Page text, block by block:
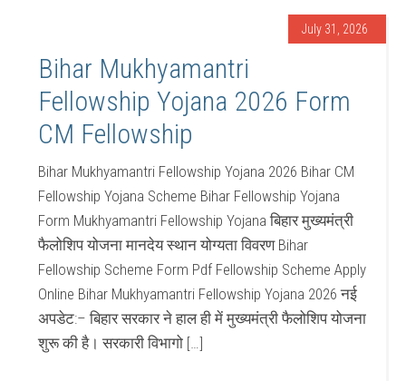
July 31, 2026
Bihar Mukhyamantri
Fellowship Yojana 2026 Form
CM Fellowship
Bihar Mukhyamantri Fellowship Yojana 2026 Bihar CM
Fellowship Yojana Scheme Bihar Fellowship Yojana
Form Mukhyamantri Fellowship Yojana बिहार मुख्यमंत्री
फैलोशिप योजना मानदेय स्थान योग्यता विवरण Bihar
Fellowship Scheme Form Pdf Fellowship Scheme Apply
Online Bihar Mukhyamantri Fellowship Yojana 2026 नई
अपडेट:– बिहार सरकार ने हाल ही में मुख्यमंत्री फैलोशिप योजना
शुरू की है। सरकारी विभागो […]